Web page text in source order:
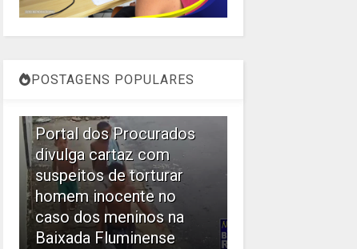
POSTAGENS POPULARES
Portal dos Procurados
divulga cartaz com
suspeitos de torturar
homem inocente no
caso dos meninos na
Baixada Fluminense